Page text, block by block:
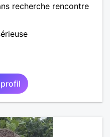
recherche rencontre